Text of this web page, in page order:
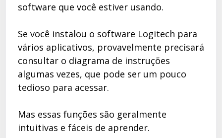
software que você estiver usando.
Se você instalou o software Logitech para
vários aplicativos, provavelmente precisará
consultar o diagrama de instruções
algumas vezes, que pode ser um pouco
tedioso para acessar.
Mas essas funções são geralmente
intuitivas e fáceis de aprender.